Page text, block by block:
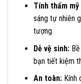
Tính thẩm
sáng tự nhiên
tượng.
Dễ vệ sinh:Bề
bạn tiết kiệm
An toàn:Kính